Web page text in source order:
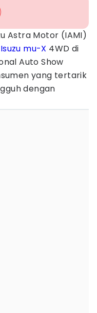
Astra Motor (IAMI)
Isuzu mu-X 4WD di
Auto Show
yang tertarik
dengan